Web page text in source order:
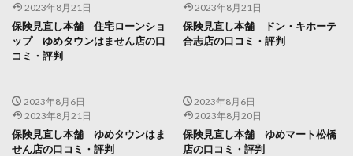
2023年8月21日
保険見直し本舗 住宅ローンショ
ップ ゆめタウンはません店の口
コミ・評判
2023年8月21日
保険見直し本舗 ドン・キホーテ
合志店の口コミ・評判
2023年8月6日
2023年8月21日
保険見直し本舗 ゆめタウンはま
せん店の口コミ・評判
2023年8月6日
2023年8月20日
保険見直し本舗 ゆめマート松橋
店の口コミ・評判